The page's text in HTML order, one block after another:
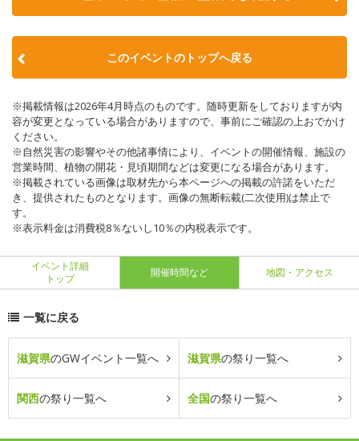
このイベントのトップへ戻る
※掲載情報は2026年4月時点のものです。随時更新をしておりますが内
容が変更となっている場合がありますので、事前にご確認の上おでかけ
ください。
※自然災害の影響やその他諸事情により、イベントの開催情報、施設の
営業時間、植物の開花・見頃期間などは変更になる場合があります。
※掲載されている画像は取材先から本ページへの掲載の許諾をいただ
き、提供されたものとなります。画像の無断転載(二次使用)は禁止で
す。
※表示料金は消費税8％ないし10％の内税表示です。
イベント詳細
トップ
開催時間など 地図・アクセス
一覧に戻る
滋賀県のGWイベント一覧へ 滋賀県の祭り一覧へ
関西の祭り一覧へ 全国の祭り一覧へ